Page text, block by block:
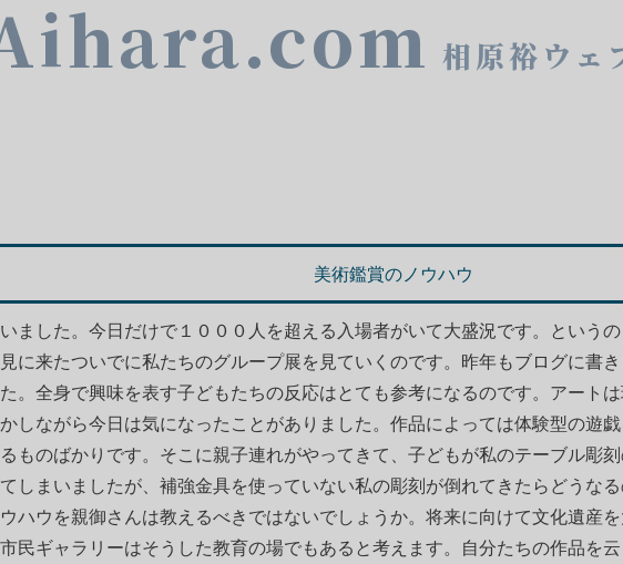
相原裕ウェ
美術鑑賞のノウハウ
ました。今日だけで１０００人を超える入場者がいて大盛況です。という
に来たついでに私たちのグループ展を見ていくのです。昨年もブログに書
。全身で興味を表す子どもたちの反応はとても参考になるのです。アート
しながら今日は気になったことがありました。作品によっては体験型の遊
ものばかりです。そこに親子連れがやってきて、子どもが私のテーブル彫
しまいましたが、補強金具を使っていない私の彫刻が倒れてきたらどうな
ハウを親御さんは教えるべきではないでしょうか。将来に向けて文化遺産
民ギャラリーはそうした教育の場でもあると考えます。自分たちの作品を